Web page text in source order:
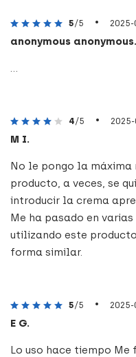
5/5 •
anonymous anonymous.
...
4/5 •
M I.
No le pongo la máxima
producto, a veces, se
introducir la crema
Me ha pasado en
utilizando este
forma similar.
5/5 • 2025-
E G.
Lo uso hace tiempo Me